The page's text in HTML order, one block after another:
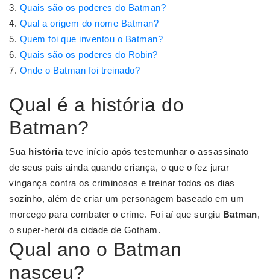
Quais são os poderes do Batman?
Qual a origem do nome Batman?
Quem foi que inventou o Batman?
Quais são os poderes do Robin?
Onde o Batman foi treinado?
Qual é a história do
Batman?
Sua históriateve início após testemunhar o assassinato
de seus pais ainda quando criança, o que o fez jurar
vingança contra os criminosos e treinar todos os dias
sozinho, além de criar um personagem baseado em um
morcego para combater o crime. Foi aí que surgiu Batman,
o super-herói da cidade de Gotham.
Qual ano o Batman
nasceu?